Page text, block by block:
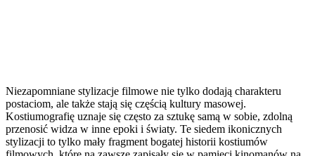
Niezapomniane stylizacje filmowe nie tylko dodają charakteru
postaciom, ale także stają się częścią kultury masowej.
Kostiumografię uznaje się często za sztukę samą w sobie, zdolną
przenosić widza w inne epoki i światy. Te siedem ikonicznych
stylizacji to tylko mały fragment bogatej historii kostiumów